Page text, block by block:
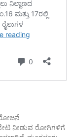
ಯೋಜನೆ
ನೀಡುವ ರೋಗಿಗಳಿಗೆ